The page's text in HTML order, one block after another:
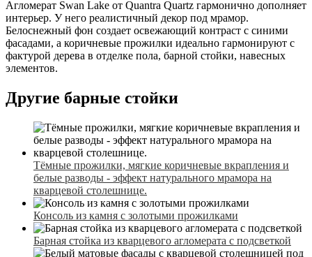
Агломерат Swan Lake от Quantra Quartz гармонично дополняет
интерьер. У него реалистичный декор под мрамор.
Белоснежный фон создает освежающий контраст с синими
фасадами, а коричневые прожилки идеально гармонируют с
фактурой дерева в отделке пола, барной стойки, навесных
элементов.
Другие барные стойки
Тёмные прожилки, мягкие коричневые вкрапления и
белые разводы - эффект натурального мрамора на
кварцевой столешнице.
Консоль из камня с золотыми прожилками
Барная стойка из кварцевого агломерата с подсветкой